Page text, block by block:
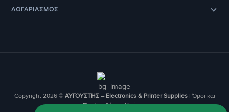
BOX NOW – Locker Pickup 24/7
ΛΟΓΑΡΙΑΣΜΟΣ
Copyright 2026 © ΑΥΓΟΥΣΤΗΣ – Electronics & Printer Supplies| Όροι και
Προϋποθέσεις Χρήσης